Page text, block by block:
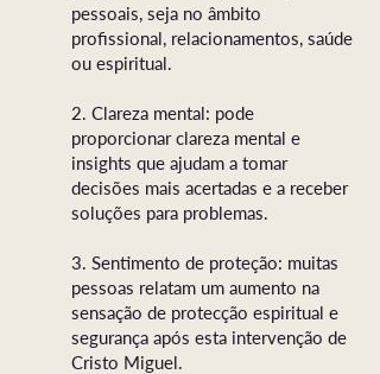
pessoais, seja no âmbito
profissional, relacionamentos, saúde
ou espiritual.
2. Clareza mental: pode
proporcionar clareza mental e
insights que ajudam a tomar
decisões mais acertadas e a receber
soluções para problemas.
3. Sentimento de proteção: muitas
pessoas relatam um aumento na
sensação de protecção espiritual e
segurança após esta intervenção de
Cristo Miguel.